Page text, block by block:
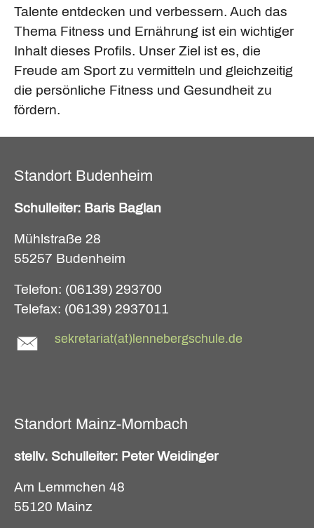
Talente entdecken und verbessern. Auch das
Thema Fitness und Ernährung ist ein wichtiger
Inhalt dieses Profils. Unser Ziel ist es, die
Freude am Sport zu vermitteln und gleichzeitig
die persönliche Fitness und Gesundheit zu
fördern.
Standort Budenheim
Schulleiter: Baris Baglan
Mühlstraße 28
55257 Budenheim
Telefon: (06139) 293700
Telefax: (06139) 2937011
sekretariat(at)lennebergschule.de
Standort Mainz-Mombach
stellv. Schulleiter: Peter Weidinger
Am Lemmchen 48
55120 Mainz